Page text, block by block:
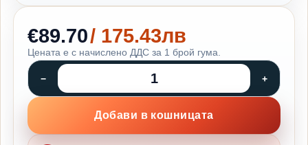
€89.70/ 175.43лв
Цената е с начислено ДДС за 1 брой гума.
Добави в кошницата